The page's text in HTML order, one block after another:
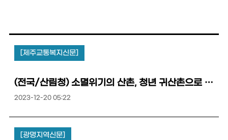
[제주교통복지신문]
(전국/산림청) 소멸위기의 산촌, 청년 귀산촌으로 돌파구를 찾다!
2023-12-20 05:22
[광명지역신문]